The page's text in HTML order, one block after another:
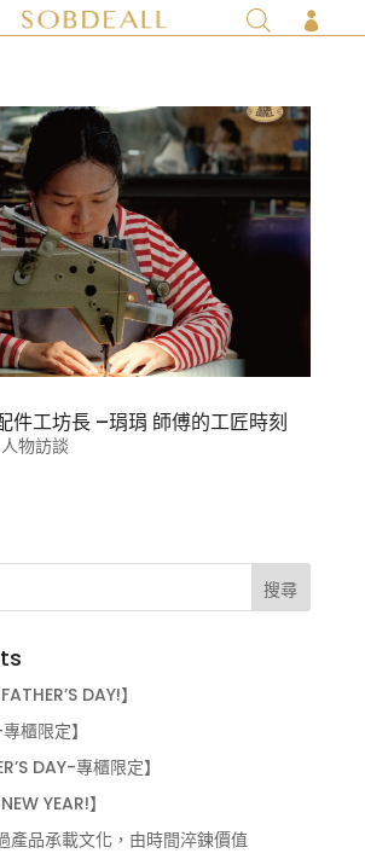

件工坊長 –琄琄 師傅的工匠時刻
人物訪談
DAY!】
櫃限定】
DAY-專櫃限定】
YEAR!】
產品承載文化，由時間淬鍊價值